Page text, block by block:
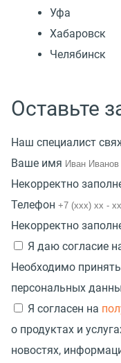
Уфа
Хабаровск
Челябинск
Оставьте
Наш специалист
Ваше имя
Некорректно
Телефон
Некорректно
Я даю согласие
Необходимо
персональных
Я согласен на
о продуктах и
новостях,